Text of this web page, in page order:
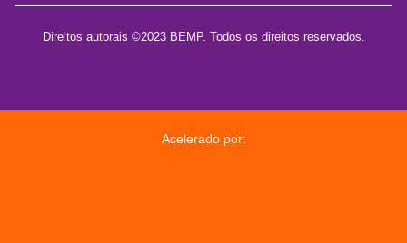
Direitos autorais ©2023 BEMP. Todos os direitos reservados.
Acelerado por: